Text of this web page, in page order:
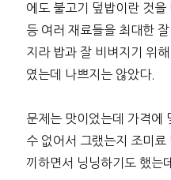
에도 불고기 덮밥이란 것
등 여러 재료들을 최대한
지라 밥과 잘 비벼지기 위
였는데 나쁘지는 않았다.
문제는 맛이었는데 가격에
수 없어서 그랬는지 조미
끼하면서 닝닝하기도 했는